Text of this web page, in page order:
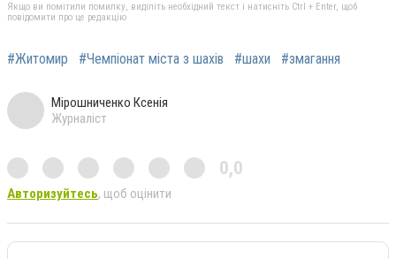
Якщо ви помітили помилку, виділіть необхідний текст і натисніть Ctrl + Enter, щоб
повідомити про це редакцію
#Житомир #Чемпіонат міста з шахів #шахи #змагання
Мірошниченко Ксенія
Журналіст
0,0
Авторизуйтесь, щоб оцінити